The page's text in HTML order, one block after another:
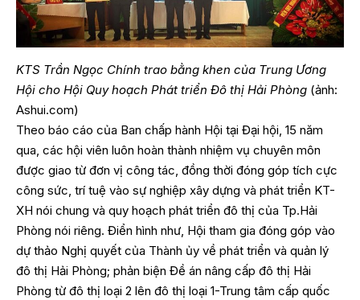
KTS Trần Ngọc Chính trao bằng khen của Trung Ương
Hội cho Hội Quy hoạch Phát triển Đô thị Hải Phòng (ảnh:
Ashui.com)
Theo báo cáo của Ban chấp hành Hội tại Đại hội, 15 năm
qua, các hội viên luôn hoàn thành nhiệm vụ chuyên môn
được giao từ đơn vị công tác, đồng thời đóng góp tích cực
công sức, trí tuệ vào sự nghiệp xây dựng và phát triển KT-
XH nói chung và quy hoạch phát triển đô thị của Tp.Hải
Phòng nói riêng. Điển hình như, Hội tham gia đóng góp vào
dự thảo Nghị quyết của Thành ủy về phát triển và quản lý
đô thị Hải Phòng; phản biện Đề án nâng cấp đô thị Hải
Phòng từ đô thị loại 2 lên đô thị loại 1-Trung tâm cấp quốc